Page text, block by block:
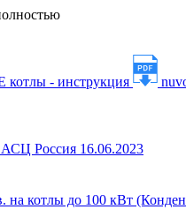
котлы - инструкция
Россия 16.06.2023
на котлы до 100 кВт